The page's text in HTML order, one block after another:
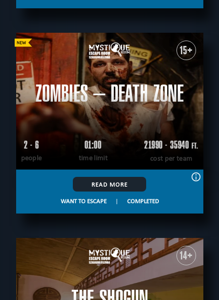
15+
ZOMBIES – DEATH ZONE
2 - 6
people
01:00
time limit
21990 - 35940 FT.
cost per team
READ MORE
WANT TO ESCAPE | COMPLETED
14+